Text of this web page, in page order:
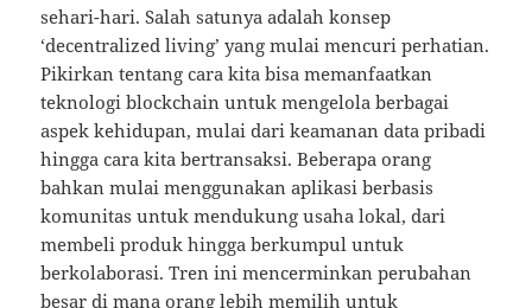
sehari-hari. Salah satunya adalah konsep
‘decentralized living’ yang mulai mencuri perhatian.
Pikirkan tentang cara kita bisa memanfaatkan
teknologi blockchain untuk mengelola berbagai
aspek kehidupan, mulai dari keamanan data pribadi
hingga cara kita bertransaksi. Beberapa orang
bahkan mulai menggunakan aplikasi berbasis
komunitas untuk mendukung usaha lokal, dari
membeli produk hingga berkumpul untuk
berkolaborasi. Tren ini mencerminkan perubahan
besar di mana orang lebih memilih untuk